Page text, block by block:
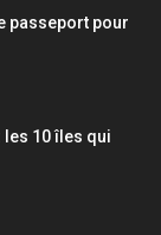
passeport pour
les 10 îles qui